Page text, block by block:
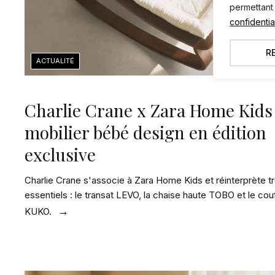
Charlie Crane x Zara Home
mobilier bébé design en édition
exclusive
Charlie Crane s'associe à Zara Home Kids et réinterprète
essentiels : le transat LEVO, la chaise haute TOBO et le
KUKO.